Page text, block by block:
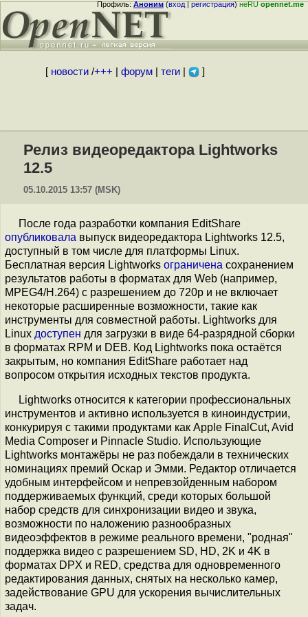
Профиль:Аноним(вход|регистрация)неRUopennet.me
[ новости/+++ форум| теги| ]
Релиз видеоредактора Lightworks
12.5
05.10.2015 13:57 (MSK)
После года разработки компания EditShare
опубликовала выпуск видеоредактора Lightworks 12.5,
доступный в том числе для платформы Linux.
Бесплатная версия Lightworks ограничена сохранением
результатов работы в форматах для Web (например,
MPEG4/H.264) с разрешением до 720p и не включает
некоторые расширенные возможности, такие как
инструменты для совместной работы. Lightworks для
Linux доступен для загрузки в виде 64-разрядной сборки
в форматах RPM и DEB. Код Lightworks пока остаётся
закрытым, но компания EditShare работает над
вопросом открытия исходных текстов продукта.
Lightworks относится к категории профессиональных
инструментов и активно используется в киноиндустрии,
конкурируя с такими продуктами как Apple FinalCut, Avid
Media Composer и Pinnacle Studio. Использующие
Lightworks монтажёры не раз побеждали в технических
номинациях премий Оскар и Эмми. Редактор отличается
удобным интерфейсом и непревзойденным набором
поддерживаемых функций, среди которых большой
набор средств для синхронизации видео и звука,
возможности по наложению разнообразных
видеоэффектов в режиме реального времени, "родная"
поддержка видео с разрешением SD, HD, 2K и 4K в
форматах DPX и RED, средства для одновременного
редактирования данных, снятых на несколько камер,
задействование GPU для ускорения вычислительных
задач.